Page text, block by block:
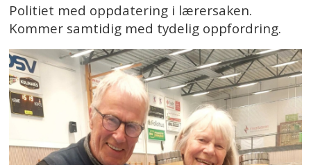
Politiet med oppdatering i lærersaken.
Kommer samtidig med tydelig oppfordring.